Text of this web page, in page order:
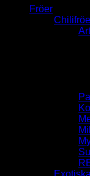
Fröer
Art